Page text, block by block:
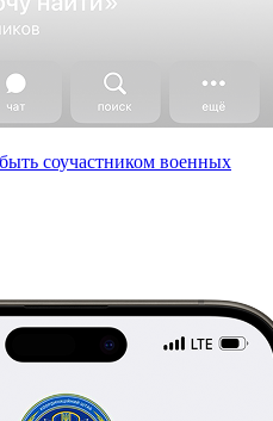
соучастником военных